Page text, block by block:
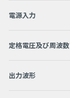
電源入力
定格電圧及び周波数
出力波形